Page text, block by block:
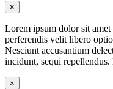
×
Lorem ipsum dolor sit
perferendis velit libero
Nesciunt accusantium
incidunt, sequi
×